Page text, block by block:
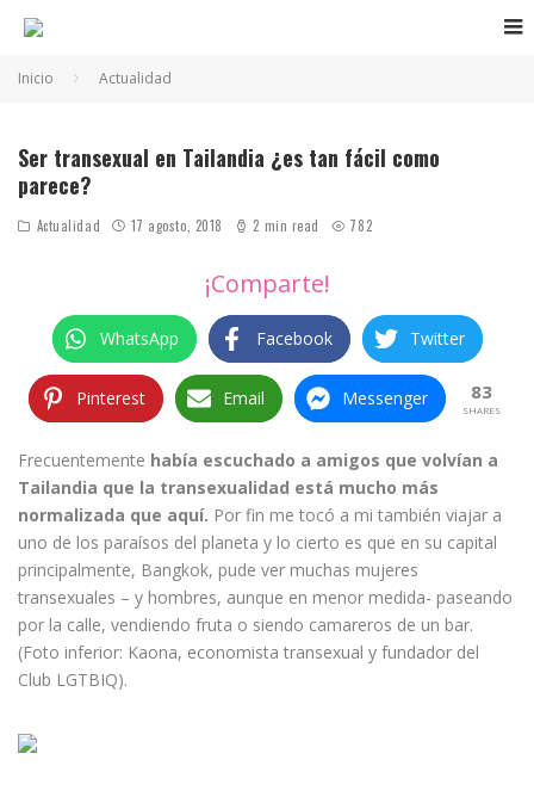
Inicio Actualidad
Ser transexual en Tailandia ¿es tan fácil como
parece?
Actualidad 17 agosto, 2018 2 min read 782
¡Comparte!
WhatsApp Facebook Twitter
Pinterest Email Messenger 83
SHARES
Frecuentemente había escuchado a amigos que volvían a
Tailandia que la transexualidad está mucho más
normalizada que aquí. Por fin me tocó a mi también viajar a
uno de los paraísos del planeta y lo cierto es que en su capital
principalmente, Bangkok, pude ver muchas mujeres
transexuales – y hombres, aunque en menor medida- paseando
por la calle, vendiendo fruta o siendo camareros de un bar.
(Foto inferior: Kaona, economista transexual y fundador del
Club LGTBIQ).